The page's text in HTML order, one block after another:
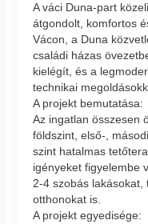
A váci Duna-part
átgondolt, komfortos
Vácon, a Duna
családi házas
kielégít, és a
technikai
A projekt bemutatása:
Az ingatlan összesen
földszint, első-,
szint hatalmas
igényeket figyelembe
2-4 szobás
otthonokat is.
A projekt egyedisége: